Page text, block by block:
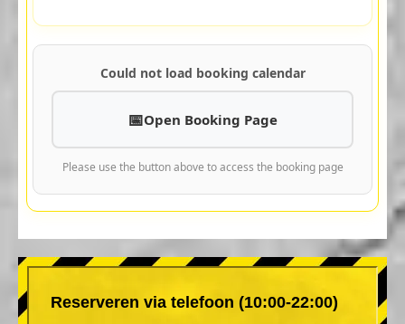
Could not load booking calendar
Open Booking Page
Please use the button above to access the booking page
Reserveren via telefoon (10:00-22:00)